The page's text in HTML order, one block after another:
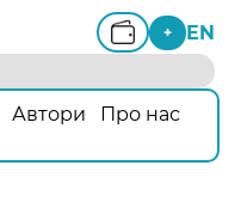
+ EN
Автори
Про нас